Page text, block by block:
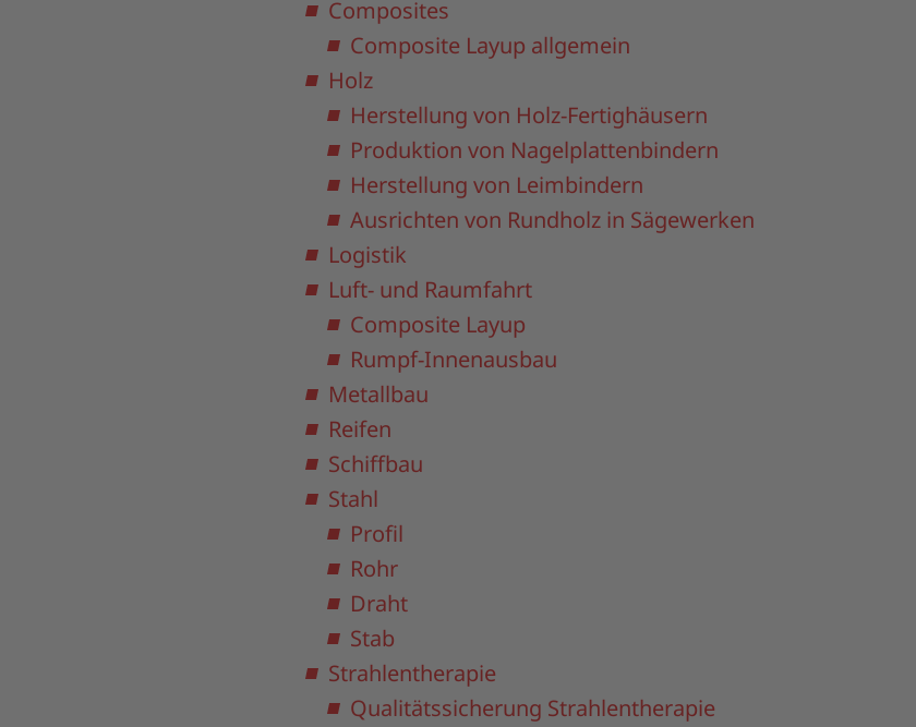
Composites
Composite Layup allgemein
Holz
Herstellung von Holz-Fertighäusern
Produktion von Nagelplattenbindern
Herstellung von Leimbindern
Ausrichten von Rundholz in Sägewerken
Logistik
Luft- und Raumfahrt
Composite Layup
Rumpf-Innenausbau
Metallbau
Reifen
Schiffbau
Stahl
Profil
Rohr
Draht
Stab
Strahlentherapie
Qualitätssicherung Strahlentherapie